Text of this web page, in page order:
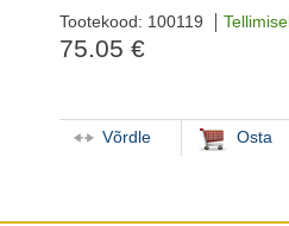
Tootekood: 100119 Tellimisel
75.05 €
Võrdle Osta